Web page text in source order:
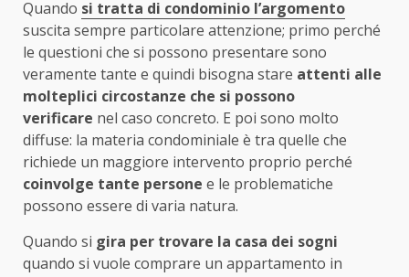
Quando si tratta di condominio l’argomento
suscita sempre particolare attenzione; primo perché
le questioni che si possono presentare sono
veramente tante e quindi bisogna stare attenti alle
molteplici circostanze che si possono
verificare nel caso concreto. E poi sono molto
diffuse: la materia condominiale è tra quelle che
richiede un maggiore intervento proprio perché
coinvolge tante persone e le problematiche
possono essere di varia natura.
Quando si gira per trovare la casa dei sogni
quando si vuole comprare un appartamento in